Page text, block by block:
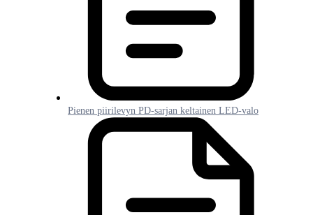
Pienen piirilevyn PD-sarjan keltainen LED-valo